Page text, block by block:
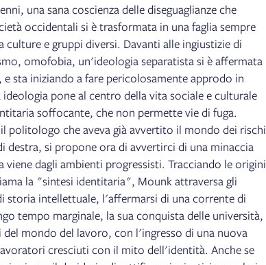
una sana coscienza delle diseguaglianze che
occidentali si è trasformata in una faglia sempre
culture e gruppi diversi. Davanti alle ingiustizie di
omofobia, un'ideologia separatista si è affermata
sta iniziando a fare pericolosamente approdo in
ideologia pone al centro della vita sociale e culturale
soffocante, che non permette vie di fuga.
politologo che aveva già avvertito il mondo dei rischi
destra, si propone ora di avvertirci di una minaccia
viene dagli ambienti progressisti. Tracciando le origini
la "sintesi identitaria", Mounk attraversa gli
storia intellettuale, l'affermarsi di una corrente di
tempo marginale, la sua conquista delle università,
del mondo del lavoro, con l'ingresso di una nuova
cresciuti con il mito dell'identità. Anche se